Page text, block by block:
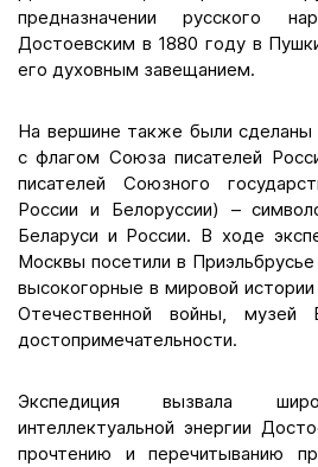
предназначении русского
Достоевским в 1880 году в
его духовным завещанием.
На вершине также были сделаны
с флагом Союза писателей
писателей Союзного
России и Белоруссии) –
Беларуси и России. В ходе
Москвы посетили в
высокогорные в мировой
Отечественной войны, музей
достопримечательности.
Экспедиция вызвала
интеллектуальной энергии
прочтению и перечитыванию